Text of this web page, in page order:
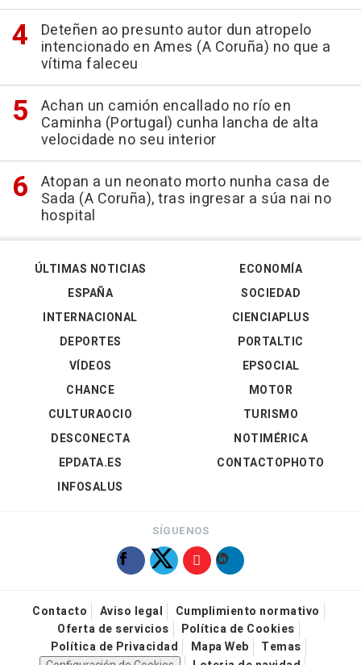
Deteñen ao presunto autor dun atropelo
intencionado en Ames (A Coruña) no que a
vítima faleceu
Achan un camión encallado no río en
Caminha (Portugal) cunha lancha de alta
velocidade no seu interior
Atopan a un neonato morto nunha casa de
Sada (A Coruña), tras ingresar a súa nai no
hospital
ÚLTIMAS NOTICIAS
ESPAÑA
INTERNACIONAL
DEPORTES
VÍDEOS
ECONOMÍA
SOCIEDAD
CIENCIAPLUS
PORTALTIC
EPSOCIAL
CHANCE
CULTURAOCIO
DESCONECTA
EPDATA.ES
INFOSALUS
MOTOR
TURISMO
NOTIMÉRICA
CONTACTOPHOTO
SÍGUENOS
Contacto Aviso legal
Cumplimiento normativo
Oferta de servicios
Política de Cookies
Política de Privacidad
Mapa Web
Temas